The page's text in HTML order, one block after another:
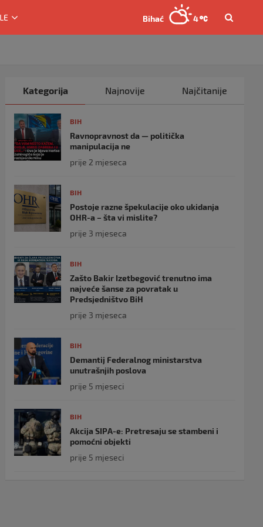
Bihać 4
Kategorija Najnovije Najčitanije
BIH
Ravnopravnost da — politička
manipulacija ne
prije 2 mjeseca
BIH
Postoje razne špekulacije oko ukidanja
OHR-a – šta vi mislite?
prije 3 mjeseca
BIH
Zašto Bakir Izetbegović trenutno ima
najveće šanse za povratak u
Predsjedništvo BiH
prije 3 mjeseca
BIH
Demantij Federalnog ministarstva
unutrašnjih poslova
prije 5 mjeseci
BIH
Akcija SIPA-e: Pretresaju se stambeni i
pomoćni objekti
prije 5 mjeseci